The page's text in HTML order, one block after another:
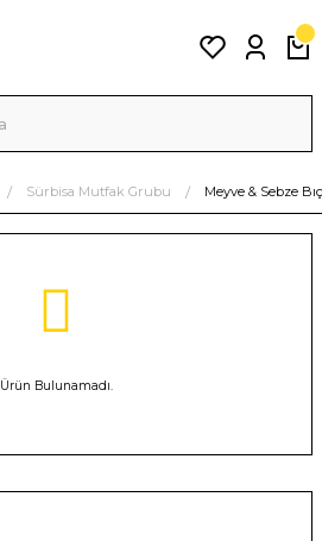
Sürbisa Mutfak Grubu Meyve & Sebze
Ürün Bulunamadı.